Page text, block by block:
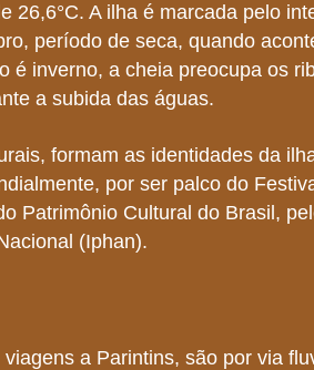
26,6°C. A ilha é marcada pelo
período de seca, quando
é inverno, a cheia preocupa os
a subida das águas.
formam as identidades da
por ser palco do
Patrimônio Cultural do Brasil,
(Iphan).
a Parintins, são por via